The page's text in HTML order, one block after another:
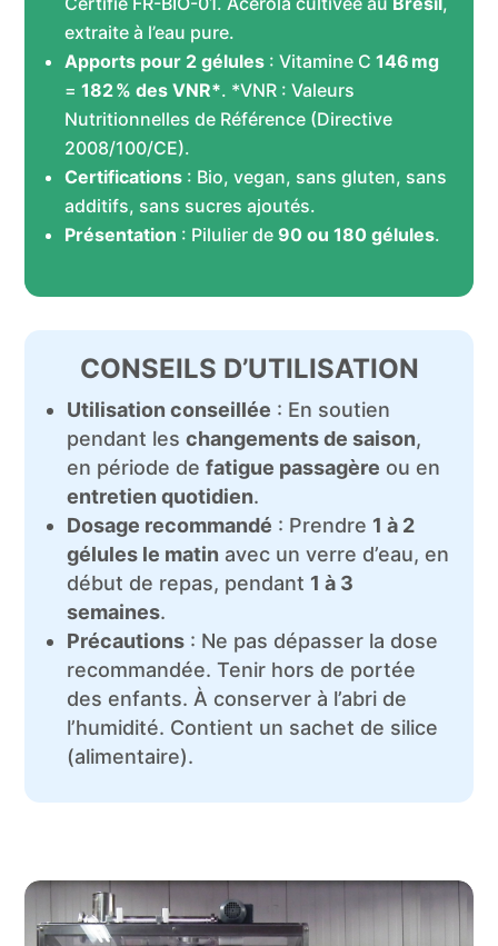
extraite à l’eau pure.
Apports pour 2 gélules : Vitamine C146 mg
=182 % des VNR*. *VNR : Valeurs
Nutritionnelles de Référence (Directive
2008/100/CE).
Certifications : Bio, vegan, sans gluten, sans
additifs, sans sucres ajoutés.
Présentation : Pilulier de90 ou 180 gélules.
CONSEILS D’UTILISATION
Utilisation conseillée : En soutien
pendant leschangements de saison,
en période defatigue passagère ou en
entretien quotidien.
Dosage recommandé : Prendre 1 à 2
gélules le matin avec un verre d’eau, en
début de repas, pendant 1 à 3
semaines.
Précautions : Ne pas dépasser la dose
recommandée. Tenir hors de portée
des enfants. À conserver à l’abri de
l’humidité. Contient un sachet de silice
(alimentaire).